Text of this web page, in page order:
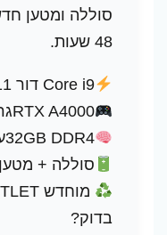
סוללה ומטען
48 שעות.
Core i9 דור 11
RTX A4000
32GB DDR4
סוללה + מטען
בדוק?